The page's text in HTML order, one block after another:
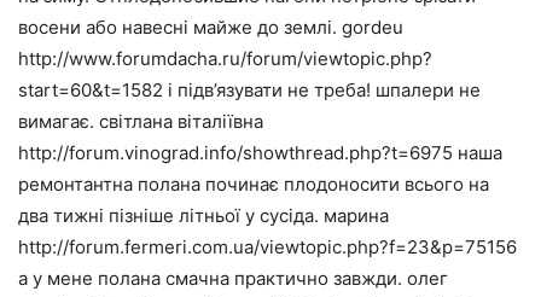
восени або навесні майже до землі. gordeu
http://www.forumdacha.ru/forum/viewtopic.php?
start=60&t=1582 і підв’язувати не треба! шпалери не
вимагає. світлана віталіївна
http://forum.vinograd.info/showthread.php?t=6975 наша
ремонтантна полана починає плодоносити всього на
два тижні пізніше літньої у сусіда. марина
http://forum.fermeri.com.ua/viewtopic.php?f=23&p=75156
а у мене полана смачна практично завжди. олег